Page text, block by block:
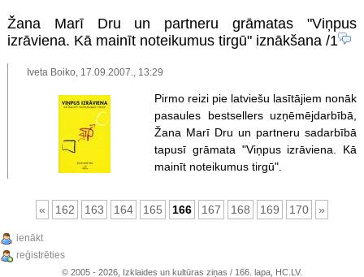
Žana Marī Dru un partneru grāmatas "Viņpus
izrāviena. Kā mainīt noteikumus tirgū" iznākšana/1
Iveta Boiko, 17.09.2007., 13:29
Pirmo reizi pie latviešu lasītājiem nonāk
pasaules bestsellers uzņēmējdarbībā,
Žana Marī Dru un partneru sadarbībā
tapusī grāmata "Viņpus izrāviena. Kā
mainīt noteikumus tirgū".
« 162 163 164 165 166 167 168 169 170 »
ienākt
reģistrēties
© 2005 - 2026, Izklaides un kultūras ziņas / 166. lapa, HC.LV.